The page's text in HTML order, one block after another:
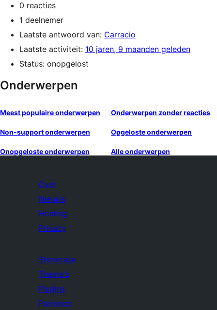
0 reacties
1 deelnemer
Laatste antwoord van: Carracio
Laatste activiteit: 10 jaren, 9 maanden geleden
Status: onopgelost
Onderwerpen
Meest populaire onderwerpen Onderwerpen zonder reacties
Non-support onderwerpen Opgeloste onderwerpen
Onopgeloste onderwerpen Alle onderwerpen
Over
Nieuws
Hosting
Privacy
Showcase
Thema's
Plugins
Patronen